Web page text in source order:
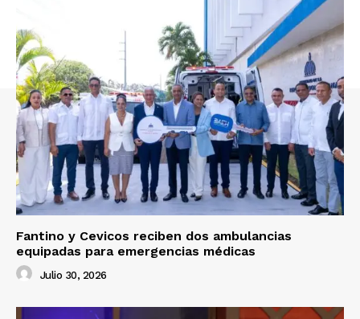
Fantino y Cevicos reciben dos ambulancias
equipadas para emergencias médicas
Julio 30, 2026